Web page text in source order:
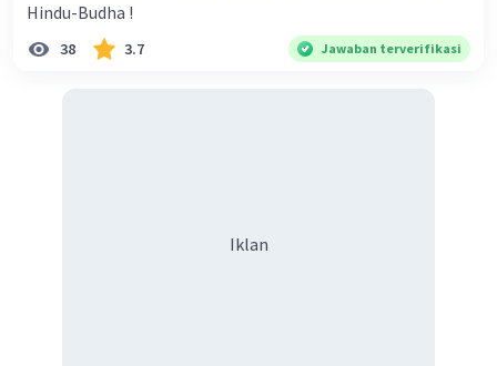
Hindu-Budha !
38 3.7 Jawaban terverifikasi
Iklan